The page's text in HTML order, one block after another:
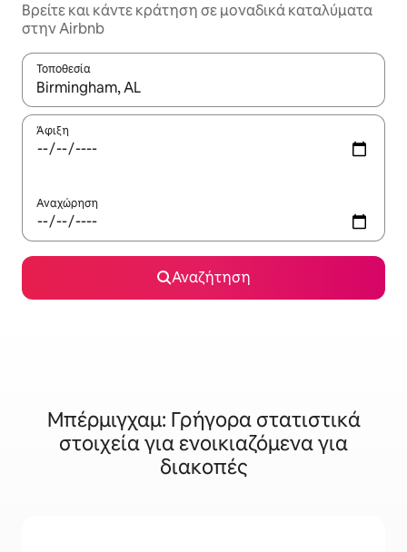
Βρείτε και κάντε κράτηση σε μοναδικά καταλύματα
στην Airbnb
Τοποθεσία
Όταν τα αποτελέσματα είναι διαθέσιμα, μπορείτε να
Άφιξη
Αναχώρηση
Αναζήτηση
Μπέρμιγχαμ: Γρήγορα στατιστικά
στοιχεία για ενοικιαζόμενα για
διακοπές